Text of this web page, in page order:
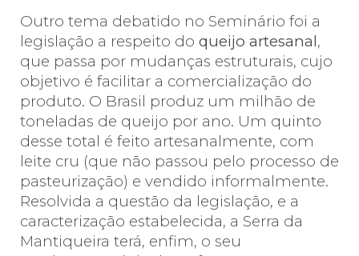
Outro tema debatido no Seminário foi a
legislação a respeito do queijo artesanal,
que passa por mudanças estruturais, cujo
objetivo é facilitar a comercialização do
produto. O Brasil produz um milhão de
toneladas de queijo por ano. Um quinto
desse total é feito artesanalmente, com
leite cru (que não passou pelo processo de
pasteurização) e vendido informalmente.
Resolvida a questão da legislação, e a
caracterização estabelecida, a Serra da
Mantiqueira terá, enfim, o seu